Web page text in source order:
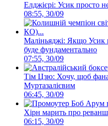
Елджієрі: Усик просто
08:55, 30/09
Маліньяджі: Якщо Усик
буде фундаментально
07:55, 30/09
Тім Цзю: Хочу, щоб
Муртазалієвим
06:45, 30/09
Хірн марить про
06:15, 30/09